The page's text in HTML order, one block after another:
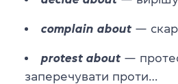
complain about —
protest about —
заперечувати проти…